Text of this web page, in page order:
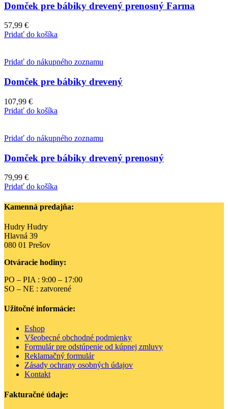
Domček pre bábiky drevený prenosný Farma
57,99 €
Pridať do košíka
Pridať do nákupného zoznamu
Domček pre bábiky drevený
107,99 €
Pridať do košíka
Pridať do nákupného zoznamu
Domček pre bábiky drevený prenosný
79,99 €
Pridať do košíka
Kamenná predajňa:
Hudry Hudry
Hlavná 39
080 01 Prešov
Otváracie hodiny:
PO – PIA : 9:00 – 17:00
SO – NE : zatvorené
Užitočné informácie:
Eshop
Všeobecné obchodné podmienky
Formulár pre odstúpenie od kúpnej zmluvy
Reklamačný formulár
Zásady ochrany osobných údajov
Kontakt
Fakturačné údaje: